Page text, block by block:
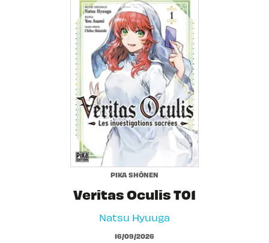
PIKA SHÔNEN
Veritas Oculis T01
Natsu Hyuuga
16/09/2026